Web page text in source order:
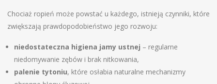
Chociaż ropień może powstać u każdego, istnieją czynniki, które
zwiększają prawdopodobieństwo jego rozwoju:
niedostateczna higiena jamy ustnej – regularne
niedomywanie zębów i brak nitkowania,
palenie tytoniu, które osłabia naturalne mechanizmy